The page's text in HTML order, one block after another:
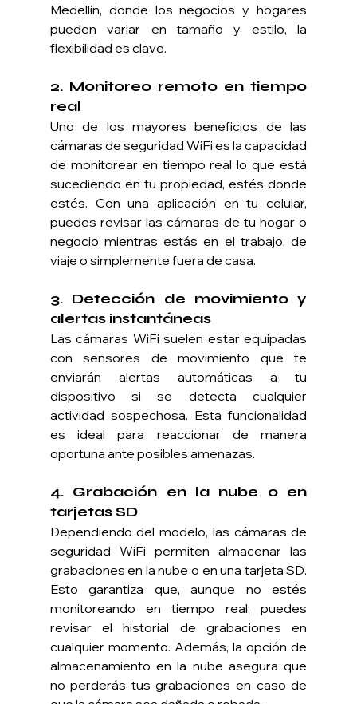
Medellin, donde los negocios y hogares
pueden variar en tamaño y estilo, la
flexibilidad es clave.
2. Monitoreo remoto en tiempo
real
Uno de los mayores beneficios de las
cámaras de seguridad WiFi es la capacidad
de monitorear en tiempo real lo que está
sucediendo en tu propiedad, estés donde
estés. Con una aplicación en tu celular,
puedes revisar las cámaras de tu hogar o
negocio mientras estás en el trabajo, de
viaje o simplemente fuera de casa.
3. Detección de movimiento y
alertas instantáneas
Las cámaras WiFi suelen estar equipadas
con sensores de movimiento que te
enviarán alertas automáticas a tu
dispositivo si se detecta cualquier
actividad sospechosa. Esta funcionalidad
es ideal para reaccionar de manera
oportuna ante posibles amenazas.
4. Grabación en la nube o en
tarjetas SD
Dependiendo del modelo, las cámaras de
seguridad WiFi permiten almacenar las
grabaciones en la nube o en una tarjeta SD.
Esto garantiza que, aunque no estés
monitoreando en tiempo real, puedes
revisar el historial de grabaciones en
cualquier momento. Además, la opción de
almacenamiento en la nube asegura que
no perderás tus grabaciones en caso de